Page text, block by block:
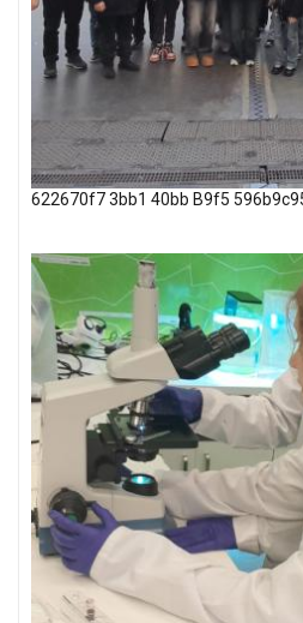
622670f7 3bb1 40bb B9f5